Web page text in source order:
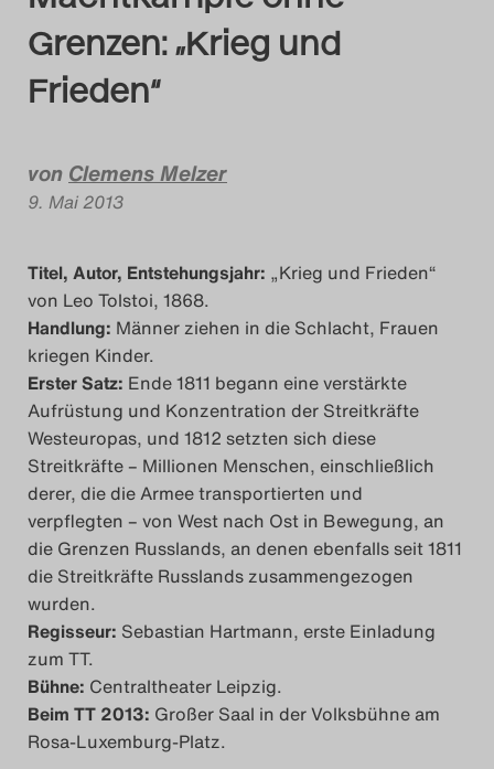
Das Theatertreffen-
Das Theatertreffen-
Das Theatertreffen-
Das Theatertreffen-
Das Theatertreffen-
Das Theatertreffen-
Das Theatertreffen-
Das Theatertreffen-
Das Theatertreffen-
Impressum
Grenzen: „Krieg und
Frieden“
von Clemens Melzer
9. Mai 2013
Titel, Autor, Entstehungsjahr: „Krieg und Frieden“
von Leo Tolstoi, 1868.
Handlung: Männer ziehen in die Schlacht, Frauen
kriegen Kinder.
Erster Satz: Ende 1811 begann eine verstärkte
Aufrüstung und Konzentration der Streitkräfte
Westeuropas, und 1812 setzten sich diese
Streitkräfte – Millionen Menschen, einschließlich
derer, die die Armee transportierten und
verpflegten – von West nach Ost in Bewegung, an
die Grenzen Russlands, an denen ebenfalls seit 1811
die Streitkräfte Russlands zusammengezogen
wurden.
Regisseur: Sebastian Hartmann, erste Einladung
zum TT.
Bühne: Centraltheater Leipzig.
Beim TT 2013: Großer Saal in der Volksbühne am
Rosa-Luxemburg-Platz.